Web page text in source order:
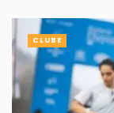
CLUBE